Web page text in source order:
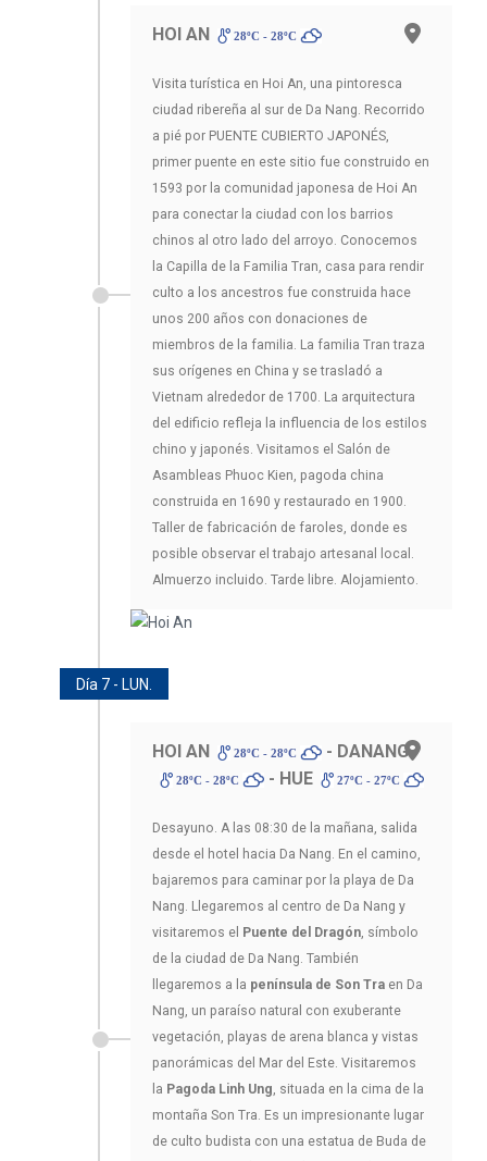
HOI AN 28ºC - 28ºC
Visita turística en Hoi An, una pintoresca
ciudad ribereña al sur de Da Nang. Recorrido
a pié por PUENTE CUBIERTO JAPONÉS,
primer puente en este sitio fue construido en
1593 por la comunidad japonesa de Hoi An
para conectar la ciudad con los barrios
chinos al otro lado del arroyo. Conocemos
la Capilla de la Familia Tran, casa para rendir
culto a los ancestros fue construida hace
unos 200 años con donaciones de
miembros de la familia. La familia Tran traza
sus orígenes en China y se trasladó a
Vietnam alrededor de 1700. La arquitectura
del edificio refleja la influencia de los estilos
chino y japonés. Visitamos el Salón de
Asambleas Phuoc Kien, pagoda china
construida en 1690 y restaurado en 1900.
Taller de fabricación de faroles, donde es
posible observar el trabajo artesanal local.
Almuerzo incluido. Tarde libre. Alojamiento.
Día 7 - LUN.
HOI AN 28ºC - 28ºC - DANANG
28ºC - 28ºC - HUE 27ºC - 27ºC
Desayuno. A las 08:30 de la mañana, salida
desde el hotel hacia Da Nang. En el camino,
bajaremos para caminar por la playa de Da
Nang. Llegaremos al centro de Da Nang y
visitaremos el Puente del Dragón, símbolo
de la ciudad de Da Nang. También
llegaremos a la península de Son Tra en Da
Nang, un paraíso natural con exuberante
vegetación, playas de arena blanca y vistas
panorámicas del Mar del Este. Visitaremos
la Pagoda Linh Ung, situada en la cima de la
montaña Son Tra. Es un impresionante lugar
de culto budista con una estatua de Buda de